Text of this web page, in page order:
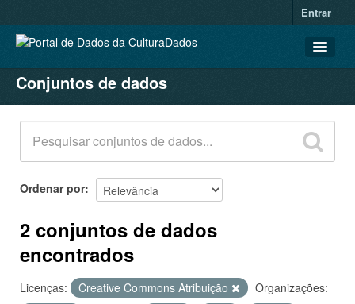
Entrar
CONJUNTOS DE DADOS
ORGANIZAÇÕES
GRUPOS
SOBRE
Conjuntos de dados
Ordenar por
2 conjuntos de dados
encontrados
Licenças: Creative Commons Atribuição
Organizações: